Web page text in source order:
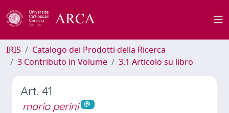
IRIS
Catalogo dei Prodotti della Ricerca
3 Contributo in Volume
3.1 Articolo su libro
Art. 41
mario perini